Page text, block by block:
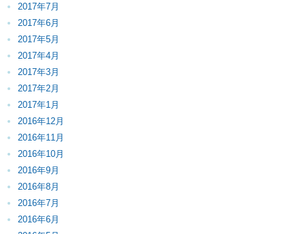
2017年7月
2017年6月
2017年5月
2017年4月
2017年3月
2017年2月
2017年1月
2016年12月
2016年11月
2016年10月
2016年9月
2016年8月
2016年7月
2016年6月